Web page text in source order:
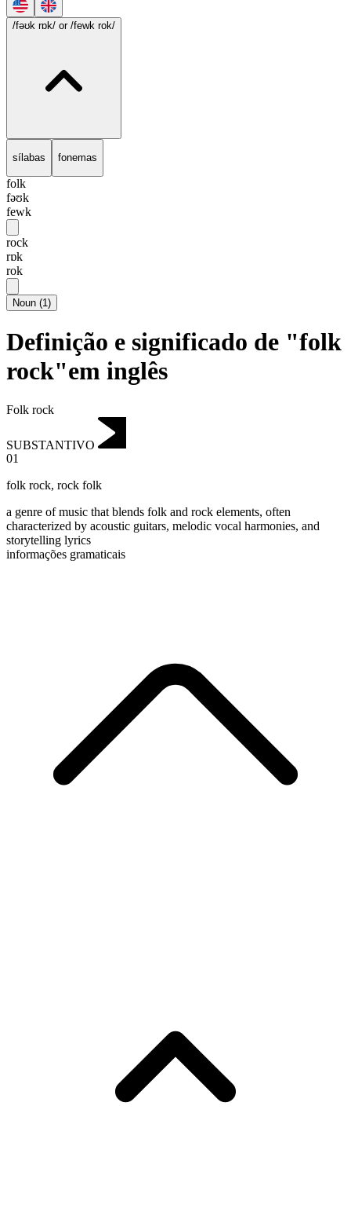
/fəʊk rɒk/ or /fewk rok/
sílabas fonemas
folk
fəʊk
fewk
rock
rɒk
rok
Noun (1)
Definição e significado de "folk
rock"em inglês
Folk rock
SUBSTANTIVO
01
folk rock, rock folk
a genre of music that blends folk and rock elements, often
characterized by acoustic guitars, melodic vocal harmonies, and
storytelling lyrics
informações gramaticais